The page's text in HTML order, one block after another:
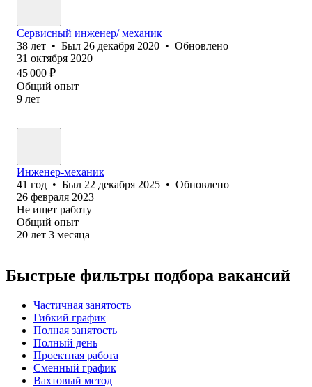
Сервисный инженер/ механик
38 лет • Был 26 декабря 2020 • Обновлено
31 октября 2020
45 000 ₽
Общий опыт
9 лет
Инженер-механик
41 год • Был 22 декабря 2025 • Обновлено
26 февраля 2023
Не ищет работу
Общий опыт
20 лет 3 месяца
Быстрые фильтры подбора вакансий
Частичная занятость
Гибкий график
Полная занятость
Полный день
Проектная работа
Сменный график
Вахтовый метод